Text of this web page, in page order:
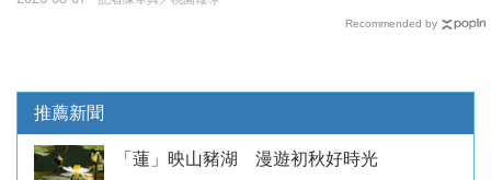
Recommended by
推薦新聞
「蓮」映山豬湖 漫遊初秋好時光